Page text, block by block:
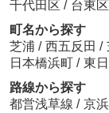
千代田区 / 台東区
町名から探す
芝浦 / 西五反田 /
日本橋浜町 / 東
路線から探す
都営浅草線 / 京